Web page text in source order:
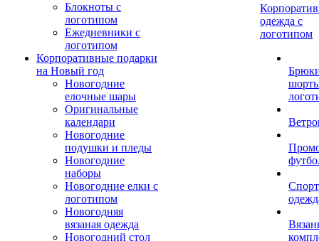
Блокноты с
логотипом
Ежедневники с
логотипом
Корпоративные подарки
на Новый год
Новогодние
елочные шары
Оригинальные
календари
Новогодние
подушки и пледы
Новогодние
наборы
Новогодние елки с
логотипом
Новогодняя
вязаная одежда
Новогодний стол
одежда с
логотипом